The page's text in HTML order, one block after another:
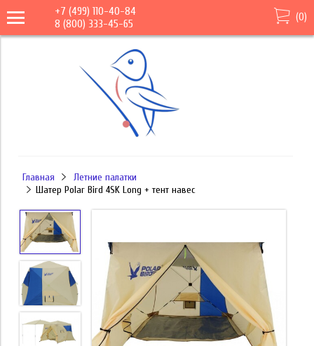
+7 (499) 110-40-84
8 (800) 333-45-65
(0)
Главная
Летние палатки
Шатер Polar Bird 4SK Long + тент навес